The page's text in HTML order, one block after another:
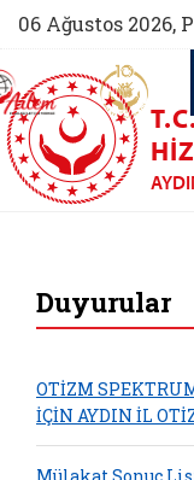
06 Ağustos 2026,
(yeni sekmede açılır)
AİLEM İletişim Aile
Duyurular
OTİZM
İÇİN AYDIN İL
Mülakat Sonuç